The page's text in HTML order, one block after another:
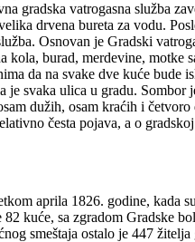
gradska vatrogasna služba
drvena bureta za vodu.
Osnovan je Gradski
kola, burad, merdevine, motke
da na svake dve kuće bude
svaka ulica u gradu. Sombor
dužih, osam kraćih i
česta pojava, a o
aprila 1826. godine, kada
kuće, sa zgradom Gradske
smeštaja ostalo je 447